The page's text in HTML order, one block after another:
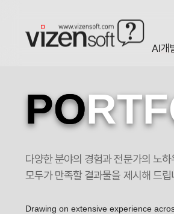
AI개
PO
다양한 분야의 경험과 전문가의 노하
모두가 만족할 결과물을 제시해 드립
Drawing on extensive experience